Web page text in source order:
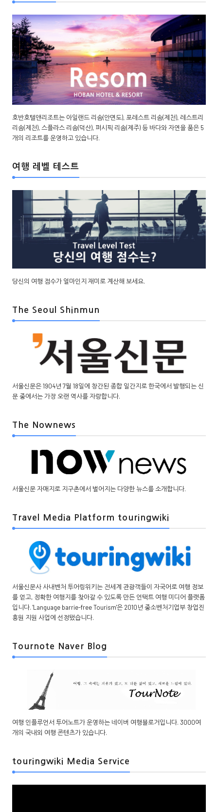
호반호텔앤리조트는 아일랜드 리솜(안면도), 포레스트 리솜(제천), 레스트리
리솜(제천), 스플라스 리솜(덕산), 퍼시픽 리솜(제주) 등 바다와 자연을 품은 5
개의 리조트를 운영하고 있습니다.
여행 레벨 테스트
당신의 여행 점수가 얼마인지 재미로 계산해 보세요.
The Seoul Shinmun
서울신문은 1904년 7월 18일에 창간된 종합 일간지로 한국에서 발행되는 신
문 중에서는 가장 오랜 역사를 자랑합니다.
The Nownews
서울신문 자매지로 지구촌에서 벌어지는 다양한 뉴스를 소개합니다.
Travel Media Platform touringwiki
서울신문사 사내벤처 투어링위키는 전세계 관광객들이 자국어로 여행 정보
를 얻고, 정확한 여행지를 찾아갈 수 있도록 만든 언택트 여행 미디어 플랫폼
입니다. 'Language barrie-free Tourism'은 2010년 중소벤처기업부 창업진
흥원 지원 사업에 선정됐습니다.
Tournote Naver Blog
여행 인플루언서 투어노트가 운영하는 네이버 여행블로거입니다. 3000여
개의 국내외 여행 콘텐츠가 있습니다.
touringwiki Media Service